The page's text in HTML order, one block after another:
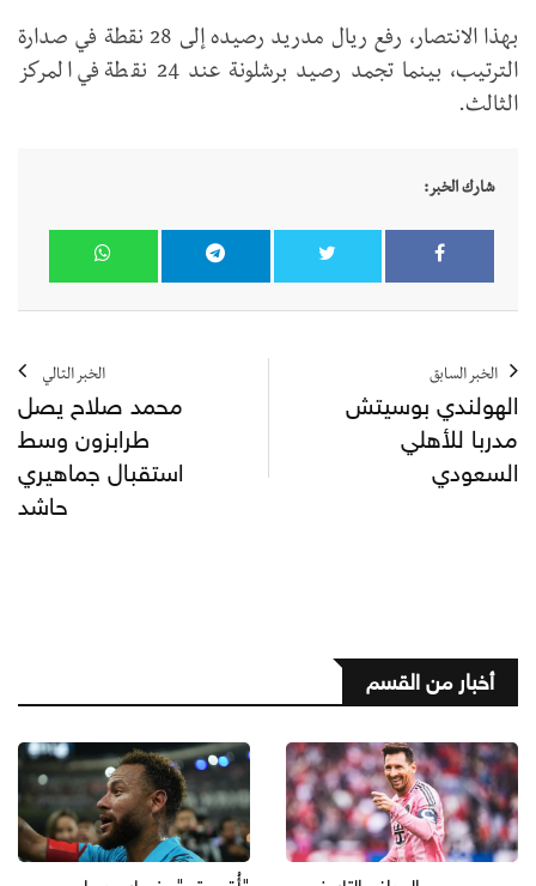
بهذا الانتصار، رفع ريال مدريد رصيده إلى 28 نقطة في صدارة
الترتيب، بينما تجمد رصيد برشلونة عند 24 نقطة في المركز
الثالث.
شارك الخبر:
الخبر السابق
الهولندي بوسيتش
مدربا للأهلي
السعودي
الخبر التالي
محمد صلاح يصل
طرابزون وسط
استقبال جماهيري
حاشد
أخبار من القسم